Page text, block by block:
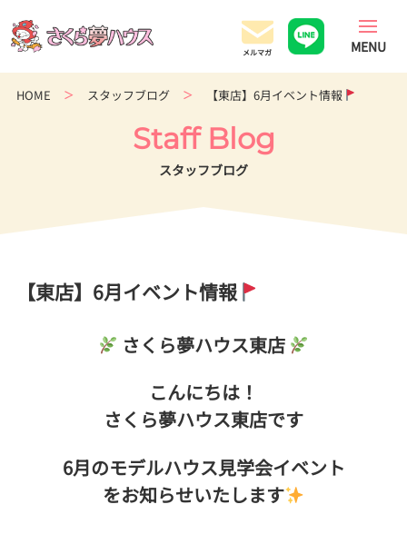
の
超
ー
コ
門
HOME スタッフブログ 【東店】6月イベント情報
Staff Blog
スタッフブログ
【東店】6月イベント情報
さくら夢ハウス東店
こんにちは！
さくら夢ハウス東店です
6月のモデルハウス見学会イベント
をお知らせいたします